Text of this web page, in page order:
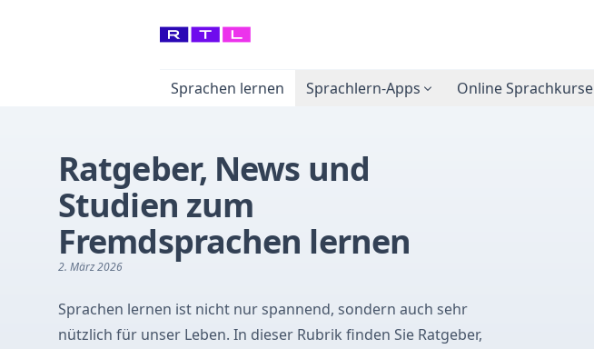
Sprachen lernen Sprachlern-Apps Online Sprachkurse
Ratgeber, News und
Studien zum
Fremdsprachen lernen
2. März 2026
Sprachen lernen ist nicht nur spannend, sondern auch sehr
nützlich für unser Leben. In dieser Rubrik finden Sie Ratgeber,